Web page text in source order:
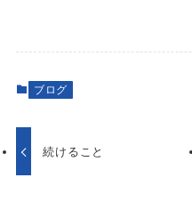
ブログ
続けること